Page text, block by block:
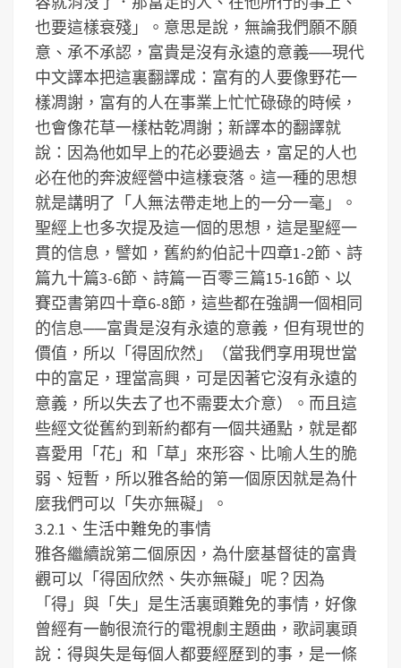
也要這樣衰殘」。意思是說，無論我們願不願
意、承不承認，富貴是沒有永遠的意義──現代
中文譯本把這裏翻譯成：富有的人要像野花一
樣凋謝，富有的人在事業上忙忙碌碌的時候，
也會像花草一樣枯乾凋謝；新譯本的翻譯就
說：因為他如早上的花必要過去，富足的人也
必在他的奔波經營中這樣衰落。這一種的思想
就是講明了「人無法帶走地上的一分一毫」。
聖經上也多次提及這一個的思想，這是聖經一
貫的信息，譬如，舊約約伯記十四章1-2節、詩
篇九十篇3-6節、詩篇一百零三篇15-16節、以
賽亞書第四十章6-8節，這些都在強調一個相同
的信息──富貴是沒有永遠的意義，但有現世的
價值，所以「得固欣然」（當我們享用現世當
中的富足，理當高興，可是因著它沒有永遠的
意義，所以失去了也不需要太介意）。而且這
些經文從舊約到新約都有一個共通點，就是都
喜愛用「花」和「草」來形容、比喻人生的脆
弱、短暫，所以雅各給的第一個原因就是為什
麼我們可以「失亦無礙」。
3.2.1、生活中難免的事情
雅各繼續說第二個原因，為什麼基督徒的富貴
觀可以「得固欣然、失亦無礙」呢？因為
「得」與「失」是生活裏頭難免的事情，好像
曾經有一齣很流行的電視劇主題曲，歌詞裏頭
說：得與失是每個人都要經歷到的事，是一條